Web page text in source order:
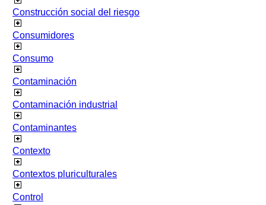
Construcción social del riesgo
Consumidores
Consumo
Contaminación
Contaminación industrial
Contaminantes
Contexto
Contextos pluriculturales
Control